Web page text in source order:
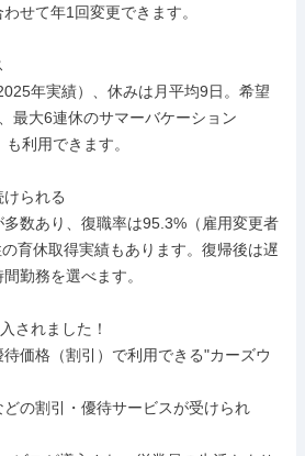
せて年1回変更できます。
年実績）、休みは月平均9日。希望
最大6連休のサマーバケーション
利用できます。
られる
数あり、復職率は95.3%（雇用変更者
育休取得実績もあります。復帰後は遅
勤務を選べます。
されました！
価格（割引）で利用できる"カーズウ
の割引・優待サービスが受けられ